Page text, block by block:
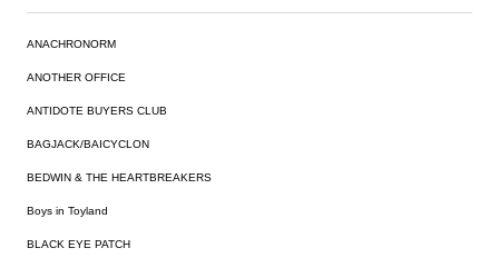
ANACHRONORM
ANOTHER OFFICE
ANTIDOTE BUYERS CLUB
BAGJACK/BAICYCLON
BEDWIN & THE HEARTBREAKERS
Boys in Toyland
BLACK EYE PATCH